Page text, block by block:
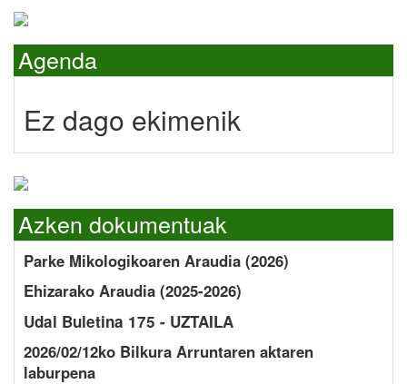
Agenda
Ez dago ekimenik
Azken dokumentuak
Parke Mikologikoaren Araudia (2026)
Ehizarako Araudia (2025-2026)
Udal Buletina 175 - UZTAILA
2026/02/12ko Bilkura Arruntaren aktaren
laburpena